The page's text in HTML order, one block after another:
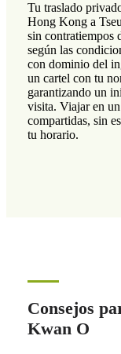
Tu traslado
Hong Kong a
sin contratiempos
según las
con dominio del
un cartel con tu
garantizando un
visita. Viajar en
compartidas, sin
tu horario.
Consejos
Kwan O